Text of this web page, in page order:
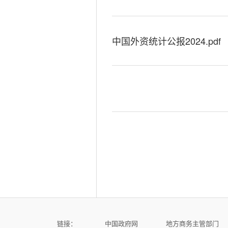
中国外资统计公报2024.pdf
链接： 中国政府网 地方商务主管部门